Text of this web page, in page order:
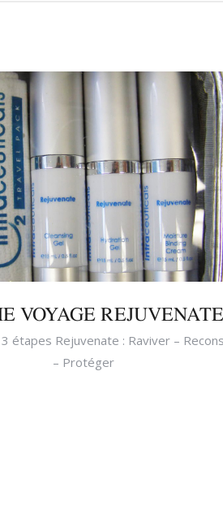
VOYAGE REJUVENATE
étapes Rejuvenate : Raviver –
– Protéger